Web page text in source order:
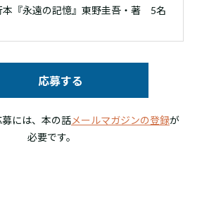
本『永遠の記憶』東野圭吾・著 5名
応募する
には、本の話メールマガジンの登録が
必要です。